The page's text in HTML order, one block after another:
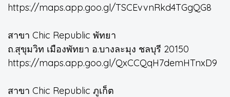
https://maps.app.goo.gl/TSCEvvnRkd4TGgQG8
สาขา Chic Republic พัทยา
ถ.สุขุมวิท เมืองพัทยา อ.บางละมุง ชลบุรี 20150
https://maps.app.goo.gl/QxCCQqH7demHTnxD9
สาขา Chic Republic ภูเก็ต